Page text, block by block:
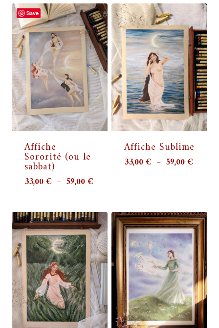
35,00 €
à
59,00 €
Affiche
Sororité (ou le
sabbat)
33,00€ – 59,00€
33,00 €
à
59,00 €
Affiche Sublime
33,00€ – 59,00€
à
59,00
Save